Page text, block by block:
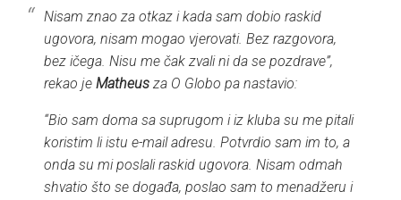
Nisam znao za otkaz i kada sam dobio raskid
ugovora, nisam mogao vjerovati. Bez razgovora,
bez ičega. Nisu me čak zvali ni da se pozdrave”,
rekao jeMatheus za O Globo pa nastavio:
“Bio sam doma sa suprugom i iz kluba su me pitali
koristim li istu e-mail adresu. Potvrdio sam im to, a
onda su mi poslali raskid ugovora. Nisam odmah
shvatio što se događa, poslao sam to menadžeru i